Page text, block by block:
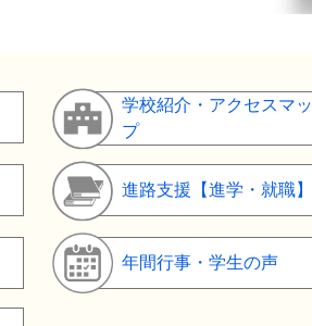
学校紹介・アクセスマッ
プ
進路支援【進学・就職】
年間行事・学生の声